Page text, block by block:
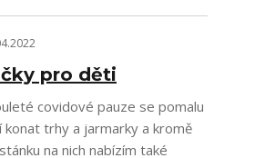
pro děti
covidové pauze se pomalu
konat trhy a jarmarky a kromě
na nich nabízím také